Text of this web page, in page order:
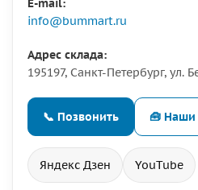
E-mail:
info@bummart.ru
Адрес склада:
195197, Санкт-Петербург, ул.
📞 Позвонить 🧰 Наши
Яндекс Дзен YouTube